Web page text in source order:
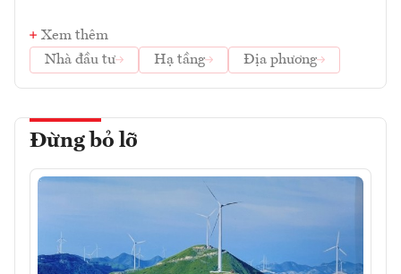
Xem thêm
Nhà đầu tư
Hạ tầng Địa phương
Đừng bỏ lỡ